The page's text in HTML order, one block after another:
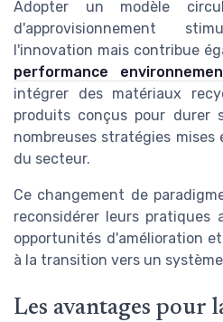
Adopter un modèle
d'approvisionnement
l'innovation mais contribue
performance
intégrer des matériaux
produits conçus pour durer
nombreuses stratégies
du secteur.
Ce changement de
reconsidérer leurs pratiques
opportunités d'amélioration
à la transition vers un
Les avantages pour